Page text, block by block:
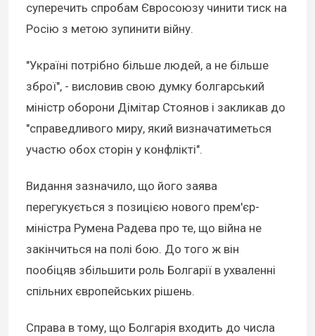
суперечить спробам Євросоюзу чинити тиск на
Росію з метою зупинити війну.
"Україні потрібно більше людей, а не більше
зброї", - висловив свою думку болгарський
міністр оборони Дімітар Стоянов і закликав до
"справедливого миру, який визначатиметься
участю обох сторін у конфлікті".
Видання зазначило, що його заява
перегукується з позицією нового прем'єр-
міністра Румена Радева про те, що війна не
закінчиться на полі бою. До того ж він
пообіцяв збільшити роль Болгарії в ухваленні
спільних європейських рішень.
Справа в тому, що Болгарія входить до числа